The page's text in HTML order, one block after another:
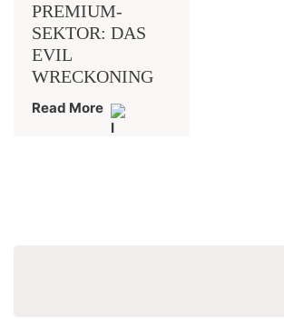
PREMIUM-
SEKTOR: DAS
EVIL
WRECKONING
Read More